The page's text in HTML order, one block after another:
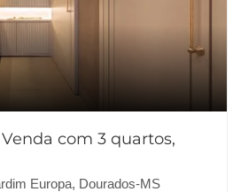
com 3 quartos,
Europa, Dourados-MS